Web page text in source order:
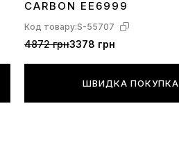
CARBON EE6999
Код товару:S-55707
4872 грн3378 грн
ШВИДКА ПОКУПКА